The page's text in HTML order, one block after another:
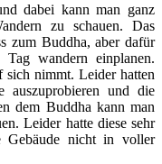
dabei kann man ganz
zu schauen. Das
zum Buddha, aber dafür
wandern einplanen.
sich nimmt. Leider hatten
auszuprobieren und die
dem Buddha kann man
Leider hatte diese sehr
Gebäude nicht in voller